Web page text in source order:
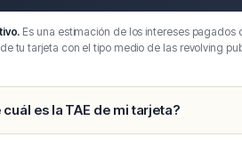
Es una estimación de los intereses
tu tarjeta con el tipo medio de las revolving
cuál es la TAE de mi tarjeta?